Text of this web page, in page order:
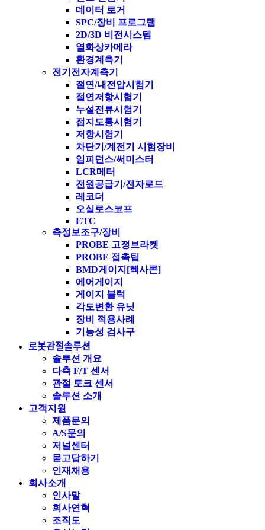
데이터 로거
SPC/장비 프로그램
2D/3D 비전시스템
열화상카메라
환경계측기
전기전자계측기
절연/내전압시험기
절연저항시험기
누설전류시험기
접지도통시험기
저항시험기
차단기/계전기 시험장비
임피던스/써미스터
LCR메터
전원공급기/전자로드
레코더
오실로스코프
ETC
측정보조구/장비
PROBE 고정브라켓
PROBE 접촉팁
BMD게이지[헥사콘]
에어게이지
게이지 블럭
각도변환 유닛
장비 적용사례
기능성 검사구
로봇관절솔루션
솔루션 개요
다축 F/T 센서
관절 토크 센서
솔루션 소개
고객지원
제품문의
A/S문의
저널센터
묻고답하기
인재채용
회사소개
인사말
회사연혁
조직도